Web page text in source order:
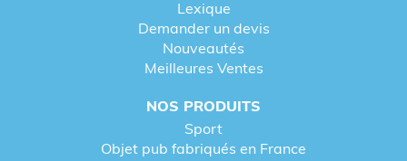
Lexique
Demander un devis
Nouveautés
Meilleures Ventes
NOS PRODUITS
Sport
Objet pub fabriqués en France